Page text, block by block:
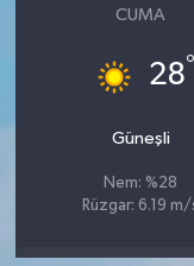
CUMA
28°
Güneşli
Nem: %28
Rüzgar: 6.19 m/